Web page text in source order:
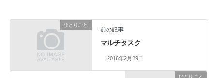
ひとりごと
前の記事
マルチタスク
2016年2月29日
ひとりごと